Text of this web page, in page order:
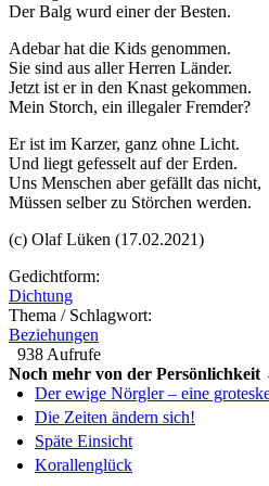
Der Balg wurd einer der Besten.
Adebar hat die Kids genommen.
Sie sind aus aller Herren Länder.
Jetzt ist er in den Knast gekommen.
Mein Storch, ein illegaler Fremder?
Er ist im Karzer, ganz ohne Licht.
Und liegt gefesselt auf der Erden.
Uns Menschen aber gefällt das nicht,
Müssen selber zu Störchen werden.
(c) Olaf Lüken (17.02.2021)
Gedichtform:
Dichtung
Thema / Schlagwort:
Beziehungen
938 Aufrufe
Noch mehr von der Persönlichkeit
Der ewige Nörgler – eine
Die Zeiten ändern sich!
Späte Einsicht
Korallenglück